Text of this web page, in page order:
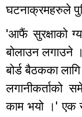
घटनाक्रमहरुले
'आफैं सुरक्षाको
बोलाउन लगाउने
बोर्ड बैठकका
लगानीकर्ताको
काम भयो ।' एक